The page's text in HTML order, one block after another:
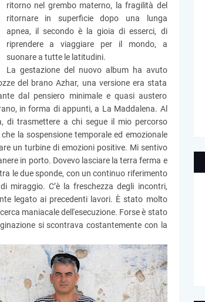
ritorno nel grembo materno, la fragilità del
ritornare in superficie dopo una lunga
apnea, il secondo è la gioia di esserci, di
riprendere a viaggiare per il mondo, a
suonare a tutte le latitudini.
La gestazione del nuovo album ha avuto
del brano Azhar, una versione era stata
dal pensiero minimale e quasi austero
in forma di appunti, a La Maddalena. Al
di trasmettere a chi segue il mio percorso
la sospensione temporale ed emozionale
un turbine di emozioni positive. Mi sentivo
in porto. Dovevo lasciare la terra ferma e
le due sponde, con un continuo riferimento
miraggio. C’è la freschezza degli incontri,
legato ai precedenti lavori. È stato molto
maniacale dell'esecuzione. Forse è stato
si scontrava costantemente con la